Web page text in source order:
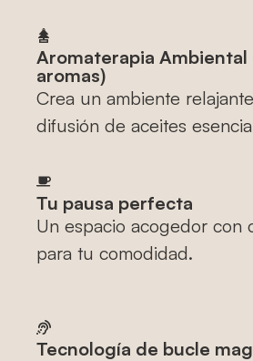
Aromaterapia Ambiental
aromas)
Crea un ambiente
difusión de aceites
Tu pausa perfecta
Un espacio acogedor con
para tu comodidad.
Tecnología de bucle